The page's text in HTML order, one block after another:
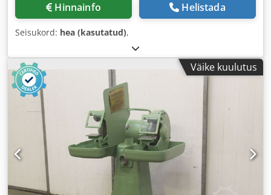
Hinnainfo Helistada
Seisukord: hea (kasutatud),
Väike kuulutus